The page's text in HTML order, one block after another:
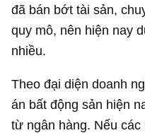
đã bán bớt tài sản,
quy mô, nên hiện nay
nhiều.
Theo đại diện doanh
án bất động sản hiện
từ ngân hàng. Nếu